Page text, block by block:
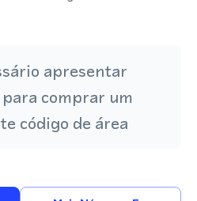
apresentar
comprar um
código de área